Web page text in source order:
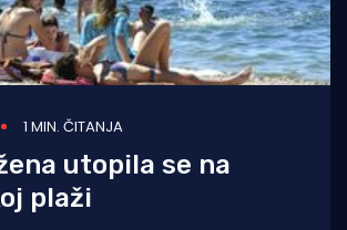
1 MIN. ČITANJA
utopila se na
plaži